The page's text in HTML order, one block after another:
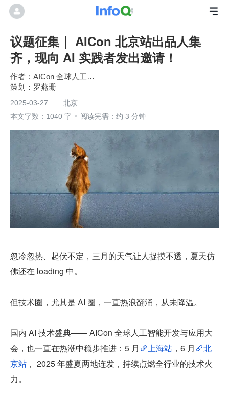
议题征集｜ AICon 北京站出品人集
齐，现向 AI 实践者发出邀请！
AICon 全球人工智能开发与应用大会
罗燕珊
2025-03-27
北京
本文字数：1040 字
阅读完需：约 3 分钟
忽冷忽热、起伏不定，三月的天气让人捉摸不透，夏天仿
佛还在 loading 中。
但技术圈，尤其是 AI 圈，一直热浪翻涌，从未降温。
国内 AI 技术盛典—— AICon 全球人工智能开发与应用大
会，也一直在热潮中稳步推进：5 月
上海站 ，6 月
北
京站 ， 2025 年盛夏两地连发，持续点燃全行业的技术火
力。